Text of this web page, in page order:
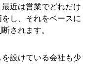
近は営業でどれだけ
し、それをベースに
されます。
設けている会社も少